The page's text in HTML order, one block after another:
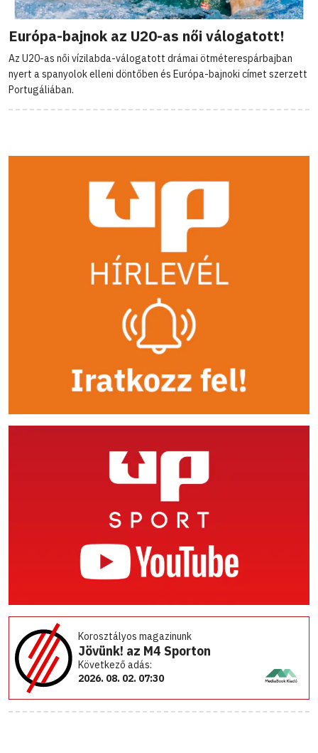
Európa-bajnok az U20-as női válogatott!
Az U20-as női vízilabda-válogatott drámai ötméterespárbajban
nyert a spanyolok elleni döntőben és Európa-bajnoki címet szerzett
Portugáliában.
Korosztályos magazinunk
Jövünk! az M4 Sporton
Következő adás:
2026. 08. 02. 07:30